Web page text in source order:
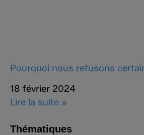
Pourquoi nous refusons
18 février 2024
Lire la suite »
Thématiques